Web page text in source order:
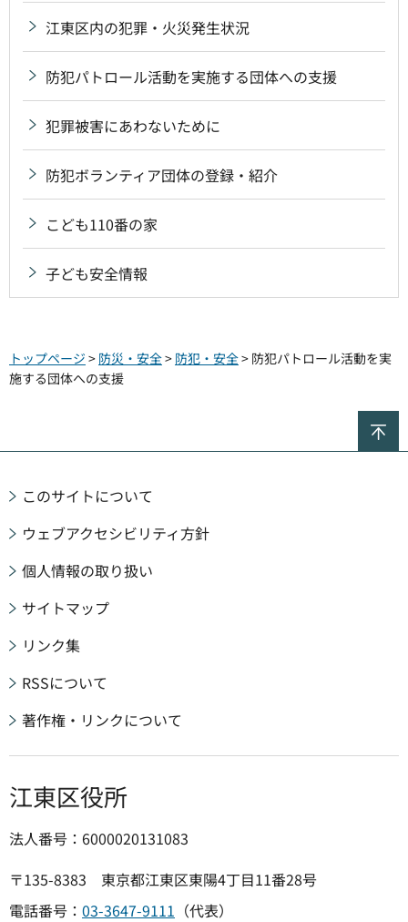
江東区内の犯罪・火災発生状況
防犯パトロール活動を実施する団体への支援
犯罪被害にあわないために
防犯ボランティア団体の登録・紹介
こども110番の家
子ども安全情報
トップページ > 防災・安全> 防犯・安全> 防犯パトロール活動を実
施する団体への支援
このサイトについて
ウェブアクセシビリティ方針
個人情報の取り扱い
サイトマップ
リンク集
RSSについて
著作権・リンクについて
江東区役所
法人番号：6000020131083
〒135-8383 東京都江東区東陽4丁目11番28号
電話番号： 03-3647-9111 （代表）